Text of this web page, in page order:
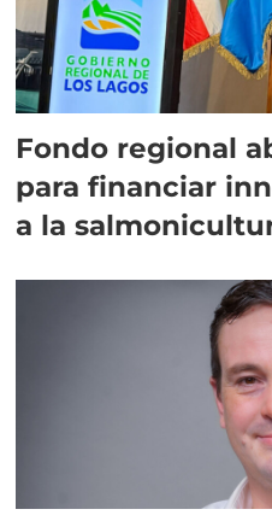
Fondo regional
para financiar
a la